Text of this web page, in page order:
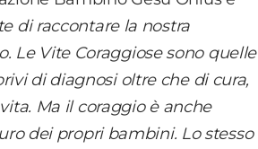
di raccontare la nostra
Le Vite Coraggiose sono quelle
di diagnosi oltre che di cura,
Ma il coraggio è anche
dei propri bambini. Lo stesso